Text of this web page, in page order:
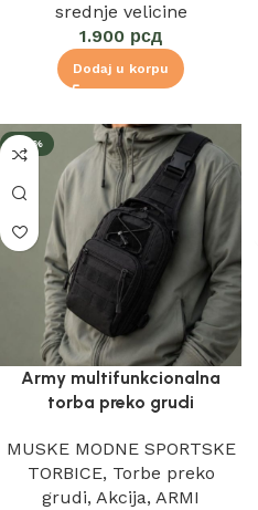
srednje velicine
1.900 рсд
Dodaj u korpu
-23%
Army multifunkcionalna
torba preko grudi
MUSKE MODNE SPORTSKE
TORBICE, Torbe preko
grudi, Akcija, ARMI